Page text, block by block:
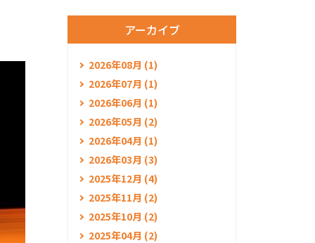
アーカイブ
2026年08月 (1)
2026年07月 (1)
2026年06月 (1)
2026年05月 (2)
2026年04月 (1)
2026年03月 (3)
2025年12月 (4)
2025年11月 (2)
2025年10月 (2)
2025年04月 (2)